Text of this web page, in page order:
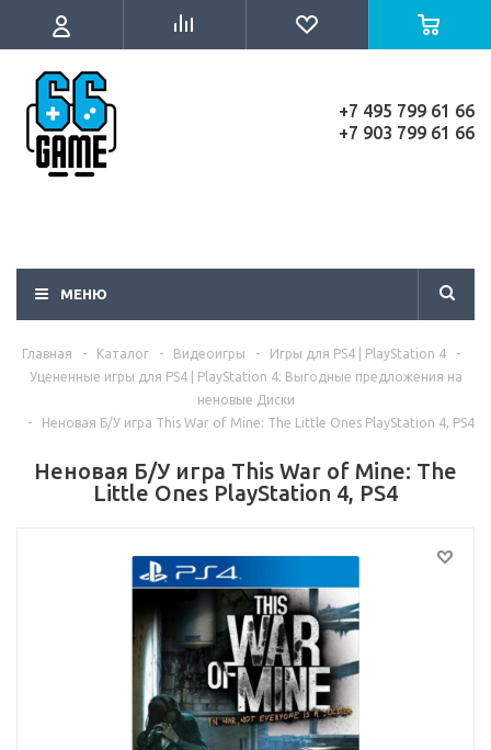
+7 495 799 61 66
+7 903 799 61 66
МЕНЮ
Главная - Каталог - Видеоигры - Игры для PS4 | PlayStation 4
-
Уцененные игры для PS4 | PlayStation 4: Выгодные предложения на
неновые Диски
-
Неновая Б/У игра This War of Mine: The Little Ones PlayStation 4, PS4
Неновая Б/У игра This War of Mine: The
Little Ones PlayStation 4, PS4